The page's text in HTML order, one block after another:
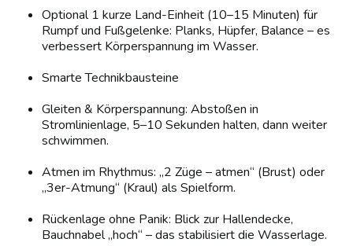
Optional 1 kurze Land-Einheit (10–15 Minuten) für
Rumpf und Fußgelenke: Planks, Hüpfer, Balance – es
verbessert Körperspannung im Wasser.
Smarte Technikbausteine
Gleiten & Körperspannung: Abstoßen in
Stromlinienlage, 5–10 Sekunden halten, dann weiter
schwimmen.
Atmen im Rhythmus: „2 Züge – atmen“ (Brust) oder
„3er-Atmung“ (Kraul) als Spielform.
Rückenlage ohne Panik: Blick zur Hallendecke,
Bauchnabel „hoch“ – das stabilisiert die Wasserlage.